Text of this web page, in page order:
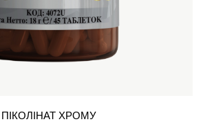
ПІКОЛІНАТ ХРОМУ